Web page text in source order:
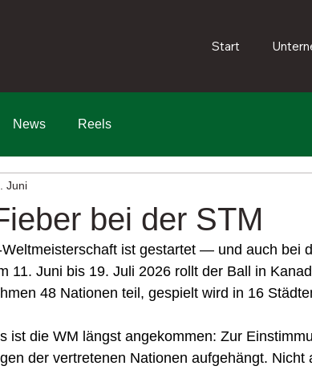
Start
News Reels
bei der STM
Juni
ist gestartet — und auch bei
11. Juni bis 19. Juli 2026 rollt der Ball in
48 Nationen teil, gespielt wird in 16
ist die WM längst angekommen: Zur
der vertretenen Nationen aufgehängt. Nicht